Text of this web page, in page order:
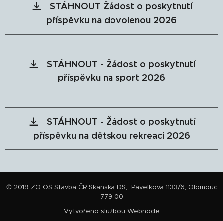
STÁHNOUT Žádost o poskytnutí
příspěvku na dovolenou 2026
STÁHNOUT - Žádost o poskytnutí
příspěvku na sport 2026
STÁHNOUT - Žádost o poskytnutí
příspěvku na dětskou rekreaci 2026
© 2019 ZO OS Stavba ČR Skanska DS, Pavelkova 1133/6, Olomouc
779 00
Vytvořeno službou Webnode